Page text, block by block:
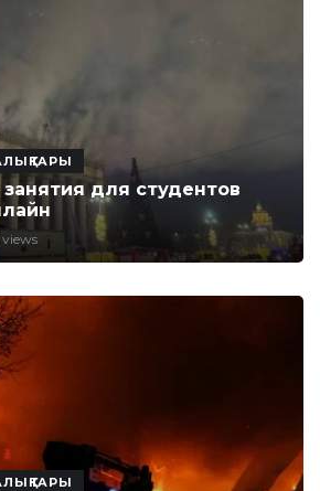
для студентов
views